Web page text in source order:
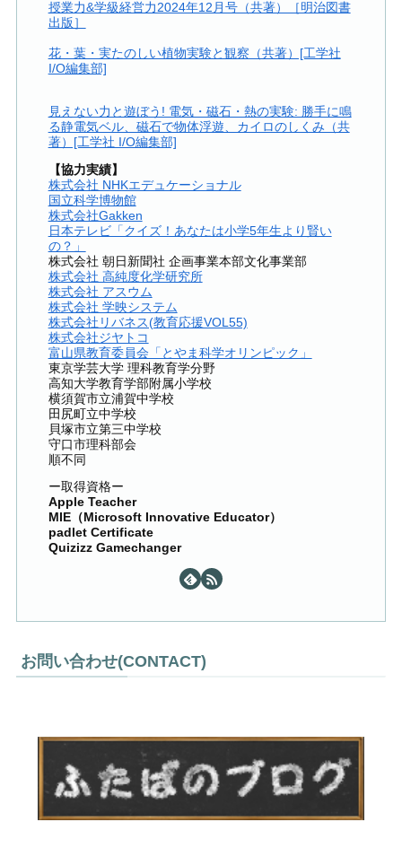
授業力&学級経営力2024年12月号（共著）［明治図書
出版］
花・葉・実たのしい植物実験と観察（共著）[工学社
I/O編集部]
見えない力と遊ぼう! 電気・磁石・熱の実験: 勝手に鳴
る静電気ベル、磁石で物体浮遊、カイロのしくみ（共
著）[工学社 I/O編集部]
【協力実績】
株式会社 NHKエデュケーショナル
国立科学博物館
株式会社Gakken
日本テレビ「クイズ！あなたは小学5年生より賢い
の？」
株式会社 朝日新聞社 企画事業本部文化事業部
株式会社 高純度化学研究所
株式会社 アスウム
株式会社 学映システム
株式会社リバネス(教育応援VOL55)
株式会社ジヤトコ
富山県教育委員会「とやま科学オリンピック」
東京学芸大学 理科教育学分野
高知大学教育学部附属小学校
横須賀市立浦賀中学校
田尻町立中学校
貝塚市立第三中学校
守口市理科部会
順不同
ー取得資格ー
Apple Teacher
MIE（Microsoft Innovative Educator）
padlet Certificate
Quizizz Gamechanger
お問い合わせ(CONTACT)